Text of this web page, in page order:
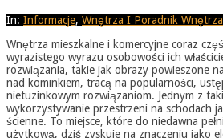
2026-
31
In: Informacje, Wnętrza I Poradnik
Wnętrza mieszkalne i komercyjne coraz
wyrazistego wyrazu osobowości ich
rozwiązania, takie jak obrazy powieszone
nad kominkiem, tracą na popularności,
nietuzinkowym rozwiązaniom. Jednym z
wykorzystywanie przestrzeni na schodach
ścienne. To miejsce, które do niedawna
użytkową, dziś zyskuje na znaczeniu jako